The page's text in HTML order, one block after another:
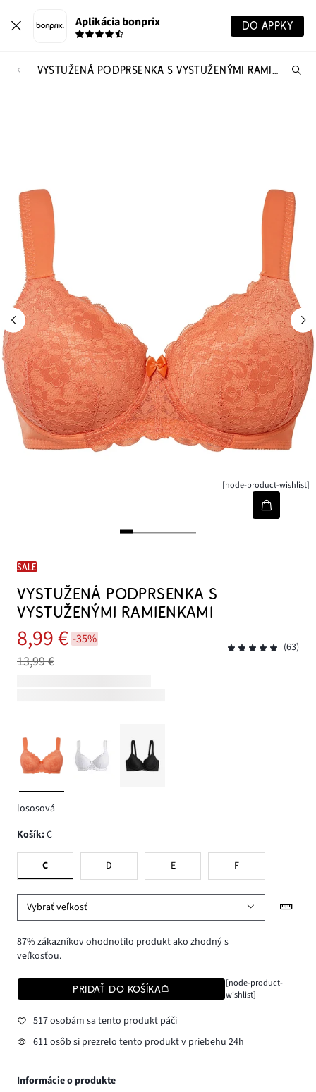
Aplikácia bonprix DO APPKY
VYSTUŽENÁ PODPRSENKA S VYSTUŽENÝMI RAMIENKAMI
[node-product-wishlist]
SALE
VYSTUŽENÁ PODPRSENKA S
VYSTUŽENÝMI RAMIENKAMI
8,99 € -35%
13,99 €
(63)
lososová
Košík:C
C D E F
Vybrať veľkosť
87% zákazníkov ohodnotilo produkt ako zhodný s
veľkosťou.
PRIDAŤ DO KOŠÍKA
[node-product-
wishlist]
517 osobám sa tento produkt páči
611 osôb si prezrelo tento produkt v priebehu 24h
Informácie o produkte